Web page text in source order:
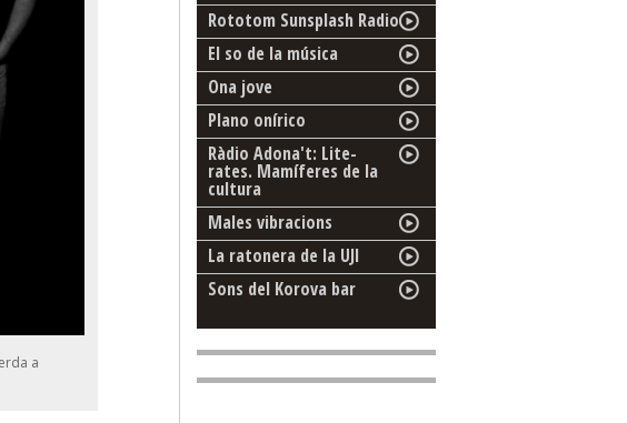
a
Rototom Sunsplash Radio
El so de la música
Ona jove
Plano onírico
Ràdio Adona't: Lite-
rates. Mamíferes de la
cultura
Males vibracions
La ratonera de la UJI
Sons del Korova bar